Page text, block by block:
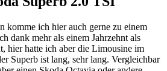
komme ich hier auch gerne zu einem
dank mehr als einem Jahrzehnt als
hier hatte ich aber die Limousine im
Superb ist lang, sehr lang. Vergleichbar